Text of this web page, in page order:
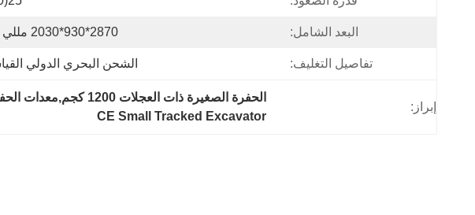
البعد الشامل: 2870*930*2030 مللي متر
تفاصيل التغليف: الشحن البحري الدولي
إبراز:
الحفرة الصغيرة ذات العجلات 1200 كجم,معدات الحفر الصغيرة 1200 كجم,حفرة ذات أثر صغير
CE Small Tracked Excavator